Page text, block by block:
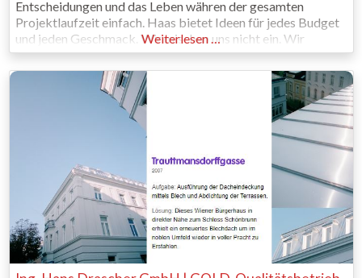
Entscheidungen und das Leben währen der gesamten
Projektlaufzeit einfach. Haas bietet Ideen für jedes Budget
und jeden Geschmack. Wir mischen uns nicht ein. Wir
drängen uns nicht auf. Wir beraten dich! Es geht hier um dich
und dein Wohngefühl.
Weiterlesen …